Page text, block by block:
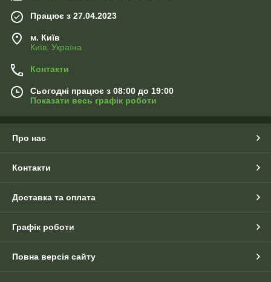
Працює з 27.04.2023
м. Київ
Київ, Україна
Контакти
Сьогодні працює з 08:00 до 19:00
Показати весь графік роботи
Про нас
Контакти
Доставка та оплата
Графік роботи
Повна версія сайту